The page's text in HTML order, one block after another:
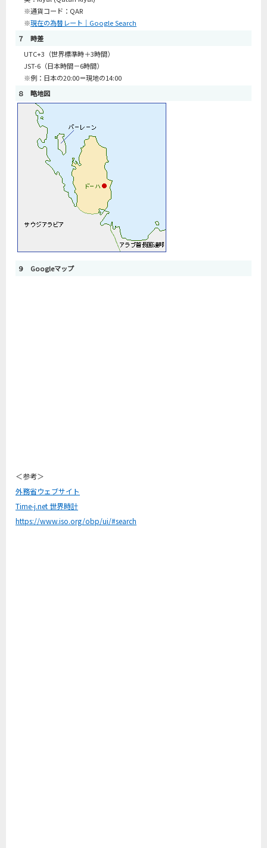
※通貨コード：QAR
※現在の為替レート｜Google Search
７ 時差
UTC+3（世界標準時＋3時間）
JST-6（日本時間－6時間）
※例：日本の20:00＝現地の14:00
８ 略地図
９ Googleマップ
＜参考＞
外務省ウェブサイト
Time-j.net 世界時計
https://www.iso.org/obp/ui/#search